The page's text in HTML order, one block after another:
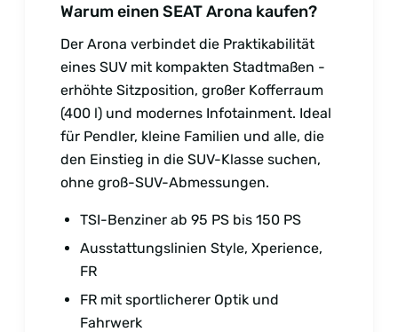
Warum einen SEAT Arona kaufen?
Der Arona verbindet die Praktikabilität
eines SUV mit kompakten Stadtmaßen -
erhöhte Sitzposition, großer Kofferraum
(400 l) und modernes Infotainment. Ideal
für Pendler, kleine Familien und alle, die
den Einstieg in die SUV-Klasse suchen,
ohne groß-SUV-Abmessungen.
TSI-Benziner ab 95 PS bis 150 PS
Ausstattungslinien Style, Xperience,
FR
FR mit sportlicherer Optik und
Fahrwerk